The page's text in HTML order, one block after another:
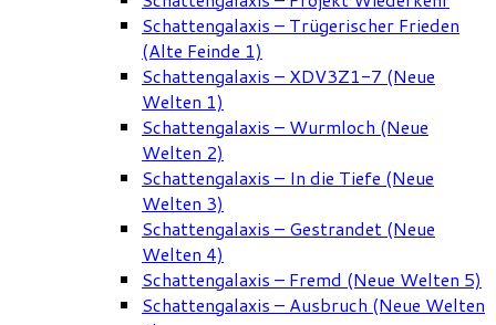
Schattengalaxis – Trügerischer Frieden
(Alte Feinde 1)
Schattengalaxis – XDV3Z1-7 (Neue
Welten 1)
Schattengalaxis – Wurmloch (Neue
Welten 2)
Schattengalaxis – In die Tiefe (Neue
Welten 3)
Schattengalaxis – Gestrandet (Neue
Welten 4)
Schattengalaxis – Fremd (Neue Welten 5)
Schattengalaxis – Ausbruch (Neue Welten